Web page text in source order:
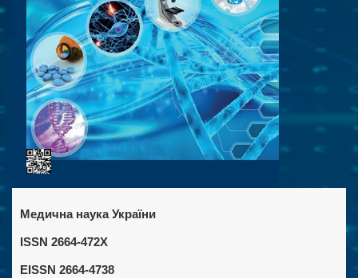
Медична наука України
ISSN 2664-472X
EISSN 2664-4738